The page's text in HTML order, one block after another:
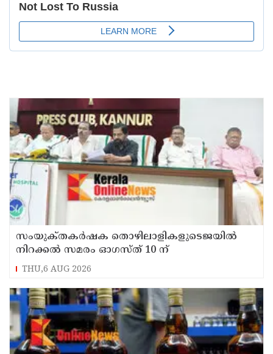
സംയുക്‌തകർഷക തൊഴിലാളികളുടെജയിൽ
നിറക്കൽ സമരം ഓഗസ്ത് 10 ന്
THU,6 AUG 2026